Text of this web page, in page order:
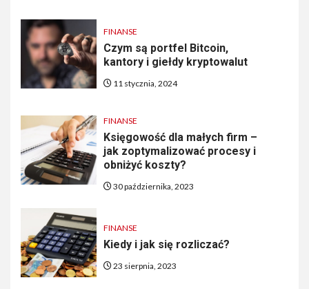
FINANSE
Czym są portfel Bitcoin,
kantory i giełdy kryptowalut
11 stycznia, 2024
FINANSE
Księgowość dla małych firm –
jak zoptymalizować procesy i
obniżyć koszty?
30 października, 2023
FINANSE
Kiedy i jak się rozliczać?
23 sierpnia, 2023